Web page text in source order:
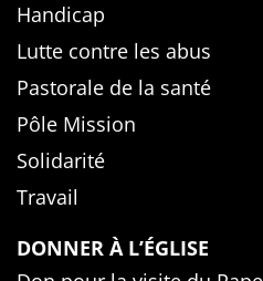
Handicap
Lutte contre les abus
Pastorale de la santé
Pôle Mission
Solidarité
Travail
DONNER À L’ÉGLISE